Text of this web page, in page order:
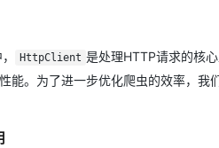
HttpClient 是处理HTTP请求的核
能。为了进一步优化爬虫的效率，我